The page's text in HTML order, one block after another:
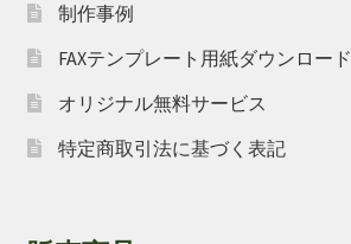
制作事例
FAXテンプレート用紙ダウンロード
オリジナル無料サービス
特定商取引法に基づく表記